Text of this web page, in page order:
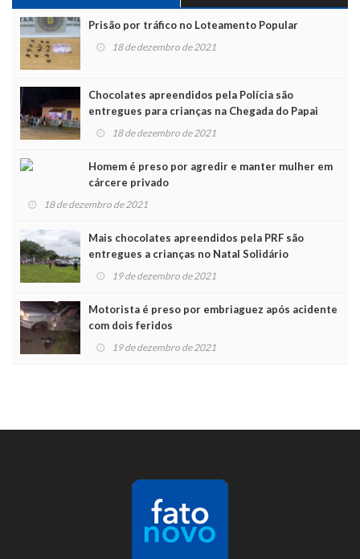
Prisão por tráfico no Loteamento Popular
18 de dezembro de 2021
Chocolates apreendidos pela Polícia são
entregues para crianças na Chegada do Papai
Noel
18 de dezembro de 2021
Homem é preso por agredir e manter mulher em
cárcere privado
18 de dezembro de 2021
Mais chocolates apreendidos pela PRF são
entregues a crianças no Natal Solidário
19 de dezembro de 2021
Motorista é preso por embriaguez após acidente
com dois feridos
19 de dezembro de 2021